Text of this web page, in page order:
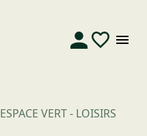
ESPACE VERT - LOISIRS